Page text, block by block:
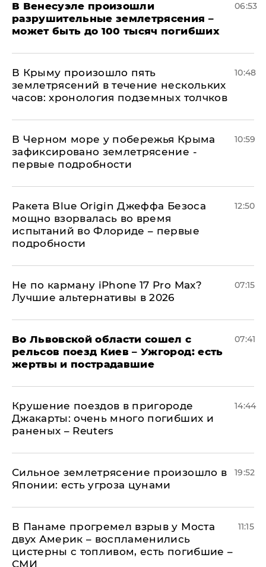
В Венесуэле произошли
разрушительные землетрясения –
может быть до 100 тысяч погибших
06:53
В Крыму произошло пять
землетрясений в течение нескольких
часов: хронология подземных толчков
10:48
В Черном море у побережья Крыма
зафиксировано землетрясение -
первые подробности
10:59
Ракета Blue Origin Джеффа Безоса
мощно взорвалась во время
испытаний во Флориде – первые
подробности
12:50
Не по карману iPhone 17 Pro Max?
Лучшие альтернативы в 2026
07:15
Во Львовской области сошел с
рельсов поезд Киев – Ужгород: есть
жертвы и пострадавшие
07:41
Крушение поездов в пригороде
Джакарты: очень много погибших и
раненых – Reuters
14:44
Сильное землетрясение произошло в
Японии: есть угроза цунами
19:52
В Панаме прогремел взрыв у Моста
двух Америк – воспламенились
цистерны с топливом, есть погибшие –
СМИ
11:15